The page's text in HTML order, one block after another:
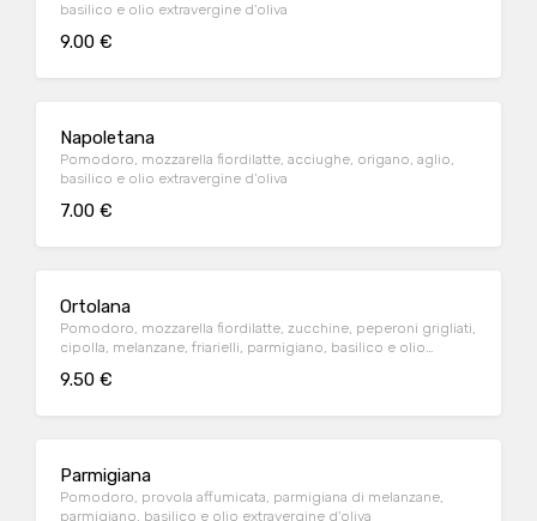
basilico e olio extravergine d'oliva
9.00 €
Napoletana
Pomodoro, mozzarella fiordilatte, acciughe, origano, aglio,
basilico e olio extravergine d'oliva
7.00 €
Ortolana
Pomodoro, mozzarella fiordilatte, zucchine, peperoni grigliati,
cipolla, melanzane, friarielli, parmigiano, basilico e olio
9.50 €
Parmigiana
Pomodoro, provola affumicata, parmigiana di melanzane,
parmigiano, basilico e olio extravergine d'oliva